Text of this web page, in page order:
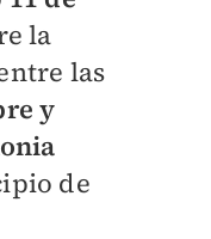
la
las
y
de